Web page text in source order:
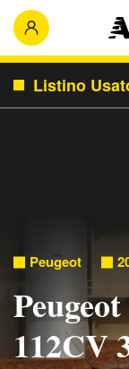
Listino
Peugeot
112CV